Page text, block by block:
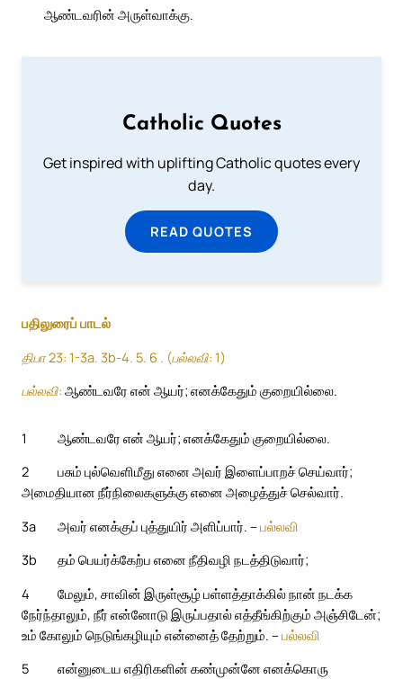
ஆண்டவரின் அருள்வாக்கு.
Catholic Quotes
Get inspired with uplifting Catholic quotes every
day.
READ QUOTES
பதிலுரைப் பாடல்
திபா 23: 1-3a. 3b-4. 5. 6 . (பல்லவி: 1)
பல்லவி: ஆண்டவரே என் ஆயர்; எனக்கேதும் குறையில்லை.
1
ஆண்டவரே என் ஆயர்; எனக்கேதும் குறையில்லை.
2
பசும் புல்வெளிமீது எனை அவர் இளைப்பாறச் செய்வார்;
அமைதியான நீர்நிலைகளுக்கு எனை அழைத்துச் செல்வார்.
3a
அவர் எனக்குப் புத்துயிர் அளிப்பார். – பல்லவி
3b
தம் பெயர்க்கேற்ப எனை நீதிவழி நடத்திடுவார்;
4
மேலும், சாவின் இருள்சூழ் பள்ளத்தாக்கில் நான் நடக்க
நேர்ந்தாலும், நீர் என்னோடு இருப்பதால் எத்தீங்கிற்கும் அஞ்சிடேன்;
உம் கோலும் நெடுங்கழியும் என்னைத் தேற்றும். – பல்லவி
5
என்னுடைய எதிரிகளின் கண்முன்னே எனக்கொரு